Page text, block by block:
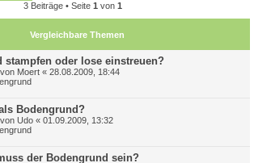
3 Beiträge • Seite 1 von 1
Vergleichbare Themen
stampfen oder lose einstreuen?
Moert « 28.08.2009, 18:44
Bodengrund?
Udo « 01.09.2009, 13:32
der Bodengrund sein?